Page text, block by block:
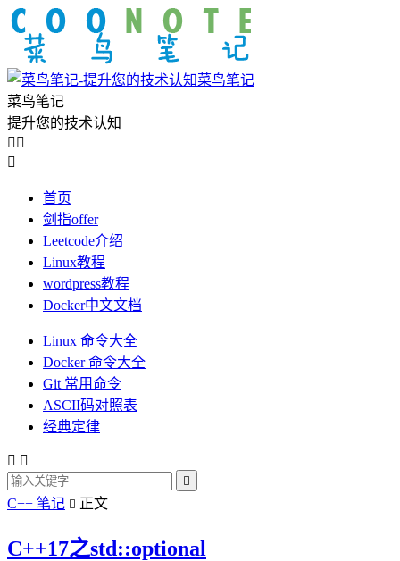
菜鸟笔记
菜鸟笔记
提升您的技术认知
 

首页
剑指offer
Leetcode介绍
Linux教程
wordpress教程
Docker中文文档
Linux 命令大全
Docker 命令大全
Git 常用命令
ASCII码对照表
经典定律
 

C++ 笔记  正文
C++17之std::optional